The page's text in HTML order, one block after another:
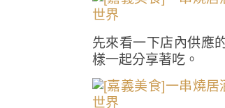
先來看一下店內供應
樣一起分享著吃。